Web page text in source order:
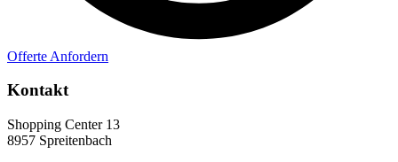
Offerte Anfordern
Kontakt
Shopping Center 13
8957 Spreitenbach